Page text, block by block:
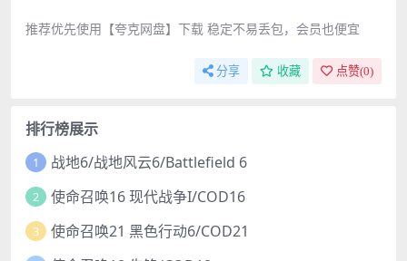
推荐优先使用【夸克网盘】下载 稳定不易丢包，会员也便宜
分享 收藏 点赞(0)
排行榜展示
1 战地6/战地风云6/Battlefield 6
2 使命召唤16 现代战争I/COD16
3 使命召唤21 黑色行动6/COD21